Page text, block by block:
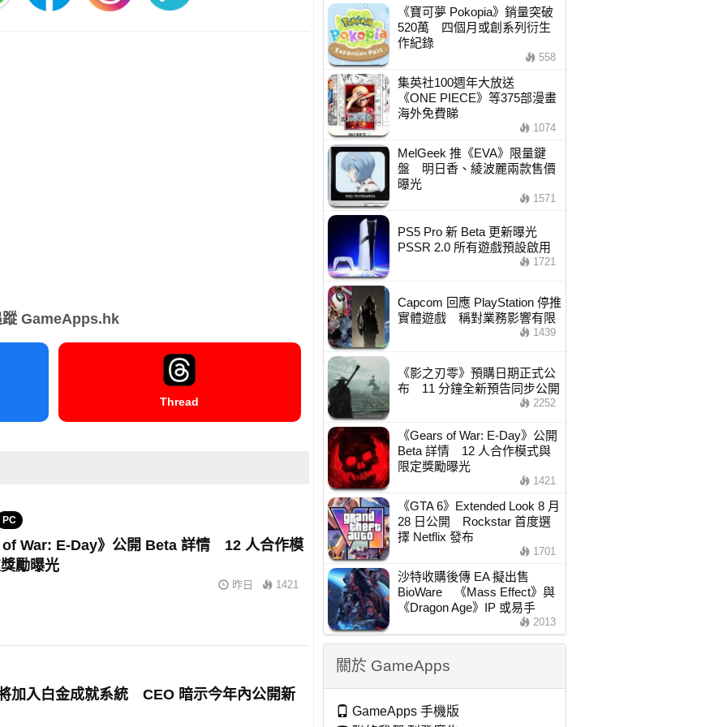
蹤 GameApps.hk
Thread
PC
War: E-Day》公開 Beta 詳情 12 人合作模
勵曝光
昨日 1421
加入白金成就系統 CEO 暗示今年內公開新
《寶可夢 Pokopia》銷量突破
520萬 四個月或創系列衍生
作紀錄
558
集英社100週年大放送
《ONE PIECE》等375部漫畫
海外免費睇
1074
MelGeek 推《EVA》限量鍵
盤 明日香、綾波麗兩款售價
曝光
1571
PS5 Pro 新 Beta 更新曝光
PSSR 2.0 所有遊戲預設啟用
1721
Capcom 回應 PlayStation 停推
實體遊戲 稱對業務影響有限
1439
《影之刃零》預購日期正式公
布 11 分鐘全新預告同步公開
2252
《Gears of War: E-Day》公開
Beta 詳情 12 人合作模式與
限定獎勵曝光
1421
《GTA 6》Extended Look 8 月
28 日公開 Rockstar 首度選
擇 Netflix 發布
1701
沙特收購後傳 EA 擬出售
BioWare 《Mass Effect》與
《Dragon Age》IP 或易手
2013
關於 GameApps
GameApps 手機版